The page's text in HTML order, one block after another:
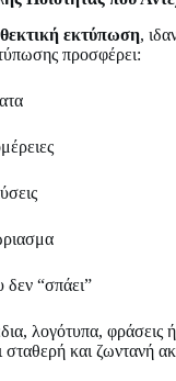
εκτύπωση,
προσφέρει:
“σπάει”
λογότυπα,
και ζωντανή